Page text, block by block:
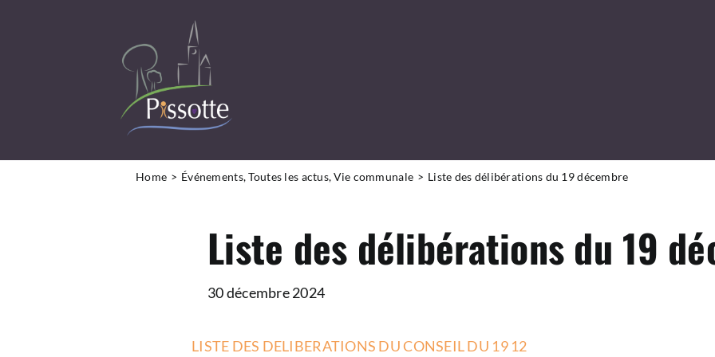
DÉCOUVRIR LA COMMUNE
VIVRE À PISSOTTEHome Événements Toutes les actus Vie communale Liste des délibérations du 19 décembre
Liste des délibérations du 19
30 décembre 2024
LISTE DES DELIBERATIONS DU CONSEIL DU 19 12